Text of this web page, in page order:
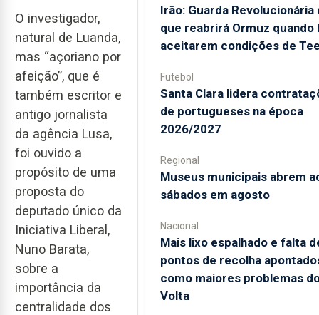
O investigador,
natural de Luanda,
mas “açoriano por
afeição”, que é
também escritor e
antigo jornalista
da agência Lusa,
foi ouvido a
propósito de uma
proposta do
deputado único da
Iniciativa Liberal,
Nuno Barata,
sobre a
importância da
centralidade dos
Irão: Guarda Revolucionária
que reabrirá Ormuz quando
aceitarem condições de
Futebol
Santa Clara lidera
de portugueses na época
2026/2027
Regional
Museus municipais abrem
sábados em agosto
Nacional
Mais lixo espalhado e falta
pontos de recolha
como maiores problemas
Volta